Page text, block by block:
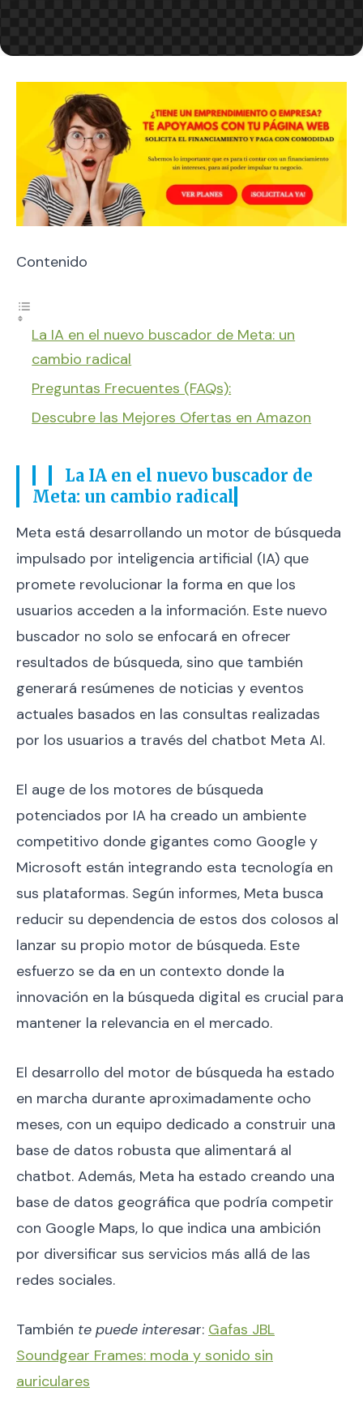
Contenido
La IA en el nuevo buscador de Meta: un
cambio radical
Preguntas Frecuentes (FAQs):
Descubre las Mejores Ofertas en Amazon
La IA en el nuevo buscador de
Meta: un cambio radical
Meta está desarrollando un motor de búsqueda
impulsado por inteligencia artificial (IA) que
promete revolucionar la forma en que los
usuarios acceden a la información. Este nuevo
buscador no solo se enfocará en ofrecer
resultados de búsqueda, sino que también
generará resúmenes de noticias y eventos
actuales basados en las consultas realizadas
por los usuarios a través del chatbot Meta AI.
El auge de los motores de búsqueda
potenciados por IA ha creado un ambiente
competitivo donde gigantes como Google y
Microsoft están integrando esta tecnología en
sus plataformas. Según informes, Meta busca
reducir su dependencia de estos dos colosos al
lanzar su propio motor de búsqueda. Este
esfuerzo se da en un contexto donde la
innovación en la búsqueda digital es crucial para
mantener la relevancia en el mercado.
El desarrollo del motor de búsqueda ha estado
en marcha durante aproximadamente ocho
meses, con un equipo dedicado a construir una
base de datos robusta que alimentará al
chatbot. Además, Meta ha estado creando una
base de datos geográfica que podría competir
con Google Maps, lo que indica una ambición
por diversificar sus servicios más allá de las
redes sociales.
También te puede interesar: Gafas JBL
Soundgear Frames: moda y sonido sin
auriculares